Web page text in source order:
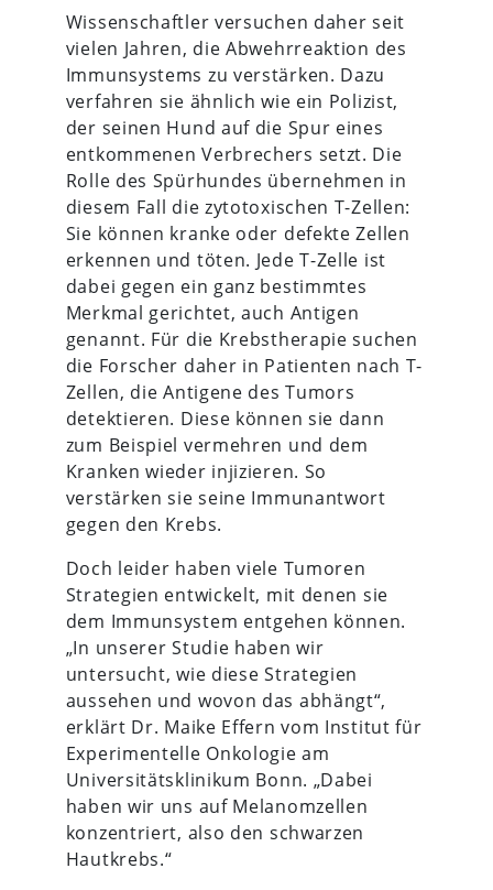
Wissenschaftler versuchen daher seit
vielen Jahren, die Abwehrreaktion des
Immunsystems zu verstärken. Dazu
verfahren sie ähnlich wie ein Polizist,
der seinen Hund auf die Spur eines
entkommenen Verbrechers setzt. Die
Rolle des Spürhundes übernehmen in
diesem Fall die zytotoxischen T-Zellen:
Sie können kranke oder defekte Zellen
erkennen und töten. Jede T-Zelle ist
dabei gegen ein ganz bestimmtes
Merkmal gerichtet, auch Antigen
genannt. Für die Krebstherapie suchen
die Forscher daher in Patienten nach T-
Zellen, die Antigene des Tumors
detektieren. Diese können sie dann
zum Beispiel vermehren und dem
Kranken wieder injizieren. So
verstärken sie seine Immunantwort
gegen den Krebs.
Doch leider haben viele Tumoren
Strategien entwickelt, mit denen sie
dem Immunsystem entgehen können.
„In unserer Studie haben wir
untersucht, wie diese Strategien
aussehen und wovon das abhängt“,
erklärt Dr. Maike Effern vom Institut für
Experimentelle Onkologie am
Universitätsklinikum Bonn. „Dabei
haben wir uns auf Melanomzellen
konzentriert, also den schwarzen
Hautkrebs.“